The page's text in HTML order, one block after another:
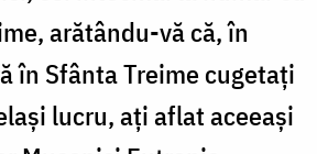
arătându-vă că, în
în Sfânta Treime cugetaţi
lucru, aţi aflat aceeaşi